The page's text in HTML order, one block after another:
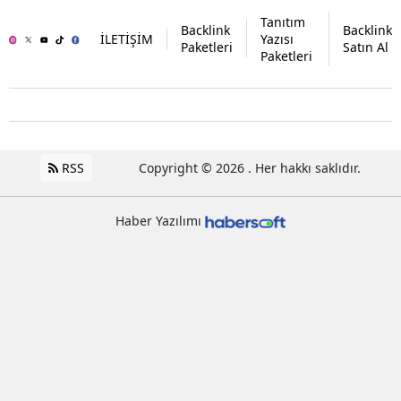
İLETİŞİM
Backlink
Paketleri
Tanıtım
Yazısı
Paketleri
Backlink
Satın Al
RSS Copyright © 2026 . Her hakkı saklıdır.
Haber Yazılımı